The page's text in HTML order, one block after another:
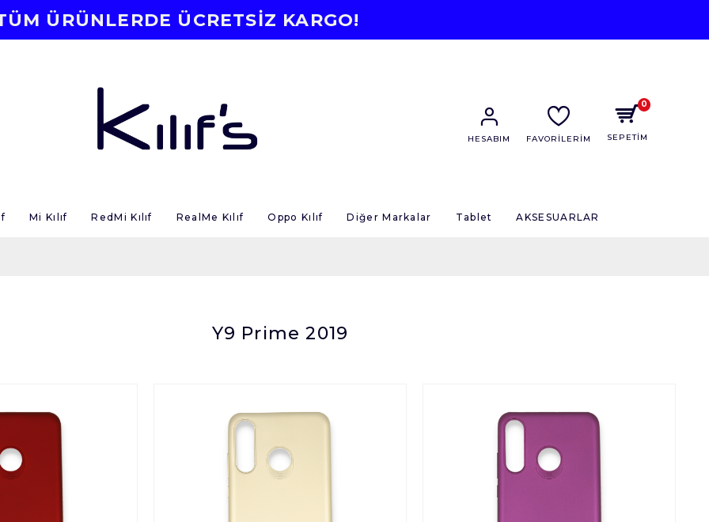
ÜRÜNLERDE ÜCRETSİZ KARGO!
HESABIM FAVORİLERİM SEPETİM
0
Mi Kılıf RedMi Kılıf RealMe Kılıf Oppo Kılıf Diğer Markalar Tablet AKSESUARLAR
Y9 Prime 2019